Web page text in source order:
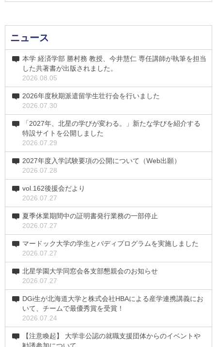
ニュース
本学 経済学部 勝村務 教授、今井慧仁 専任講師が執筆を担当
した共著書が出版されました。
2026.08.05
2026年度秋期派遣留学生壮行会を行いました
2026.07.30
「2027年、北星の学びが変わる。」新たな学びを紹介する
特設サイトを公開しました
2026.07.29
2027年度入学試験要項の公開について（Web出願）
2026.07.28
vol.162後援会だより
2026.07.27
夏季休業期間中の証明書発行業務の一部停止
2026.07.27
マードック大学の学生とバディプログラムを実施しました
2026.07.27
北星学園大学同窓会各支部懇親会のお知らせ
2026.07.27
DGi生が北海道大学と株式会社HBAによる産学連携講義にお
いて、チームで最優秀賞を受賞！
2026.07.24
【注意喚起】 大学非公認の就職支援団体からのイベントや
勧誘参加について